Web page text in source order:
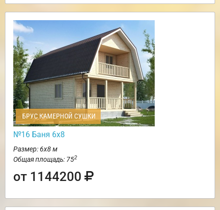
БРУС КАМЕРНОЙ СУШКИ
№16 Баня 6х8
Размер: 6х8 м
Общая площадь: 752
от 1144200